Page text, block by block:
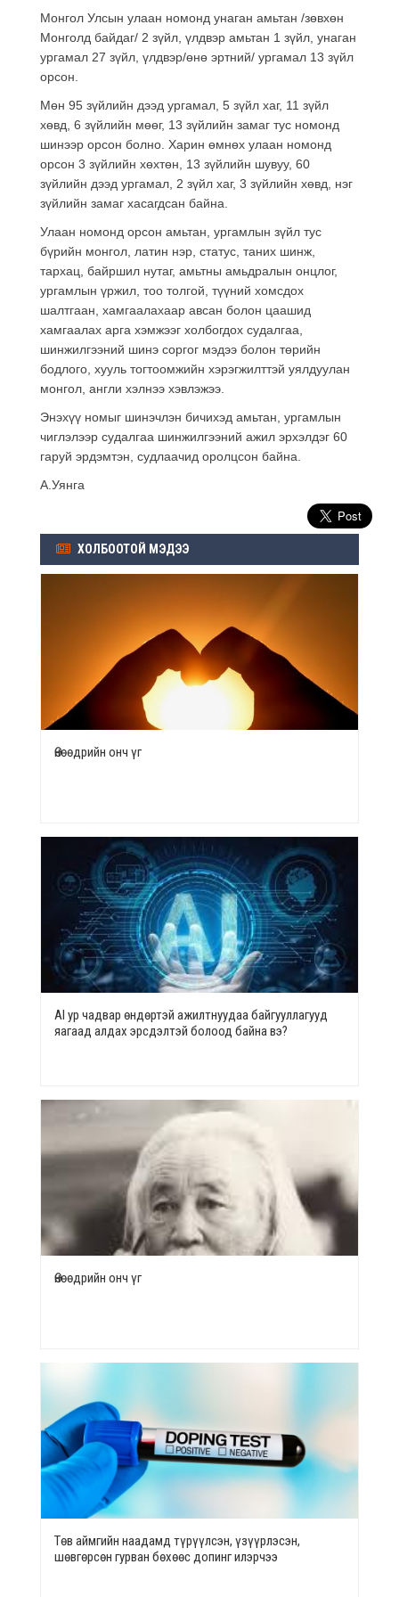
Монгол Улсын улаан номонд унаган амьтан /зөвхөн
Монголд байдаг/ 2 зүйл, үлдвэр амьтан 1 зүйл, унаган
ургамал 27 зүйл, үлдвэр/өнө эртний/ ургамал 13 зүйл
орсон.
Мөн 95 зүйлийн дээд ургамал, 5 зүйл хаг, 11 зүйл
хөвд, 6 зүйлийн мөөг, 13 зүйлийн замаг тус номонд
шинээр орсон болно. Харин өмнөх улаан номонд
орсон 3 зүйлийн хөхтөн, 13 зүйлийн шувуу, 60
зүйлийн дээд ургамал, 2 зүйл хаг, 3 зүйлийн хөвд, нэг
зүйлийн замаг хасагдсан байна.
Улаан номонд орсон амьтан, ургамлын зүйл тус
бүрийн монгол, латин нэр, статус, таних шинж,
тархац, байршил нутаг, амьтны амьдралын онцлог,
ургамлын үржил, тоо толгой, түүний хомсдох
шалтгаан, хамгаалахаар авсан болон цаашид
хамгаалах арга хэмжээг холбогдох судалгаа,
шинжилгээний шинэ соргог мэдээ болон төрийн
бодлого, хууль тогтоомжийн хэрэгжилттэй уялдуулан
монгол, англи хэлнээ хэвлэжээ.
Энэхүү номыг шинэчлэн бичихэд амьтан, ургамлын
чиглэлээр судалгаа шинжилгээний ажил эрхэлдэг 60
гаруй эрдэмтэн, судлаачид оролцсон байна.
А.Уянга
ХОЛБООТОЙ МЭДЭЭ
Өнөөдрийн онч үг
AI ур чадвар өндөртэй ажилтнуудаа байгууллагууд
яагаад алдах эрсдэлтэй болоод байна вэ?
Өнөөдрийн онч үг
Төв аймгийн наадамд түрүүлсэн, үзүүрлэсэн,
шөвгөрсөн гурван бөхөөс допинг илэрчээ